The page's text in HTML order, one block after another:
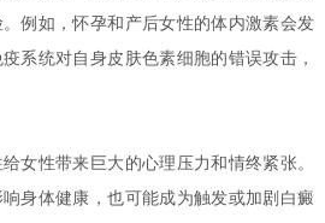
例如，怀孕和产后女性的体内激素会发
系统对自身皮肤色素细胞的错误攻击，
性带来巨大的心理压力和情终紧张。
身体健康，也可能成为触发或加剧白癜